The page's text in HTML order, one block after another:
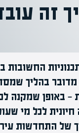
זה
החשובות
בהליך
— באופן שמקנה
לכל מי
של התחדשות